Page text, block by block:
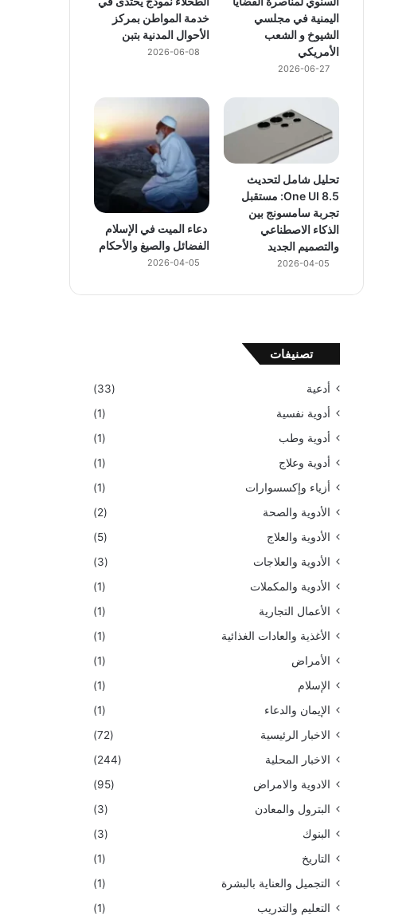
اليمنية في مجلسي
الشيوخ و الشعب
الأمريكي
2026-06-27
خدمة المواطن بمركز
الأحوال المدنية بتبن
2026-06-08
تحليل شامل لتحديث
One UI 8.5: مستقبل
تجربة سامسونج بين
الذكاء الاصطناعي
والتصميم الجديد
2026-04-05
دعاء الميت في الإسلام
الفضائل والصيغ والأحكام
2026-04-05
تصنيفات
أدعية
(33)
أدوية نفسية
(1)
أدوية وطب
(1)
أدوية وعلاج
(1)
أزياء وإكسسوارات
(1)
الأدوية والصحة
(2)
الأدوية والعلاج
(5)
الأدوية والعلاجات
(3)
الأدوية والمكملات
(1)
الأعمال التجارية
(1)
الأغذية والعادات الغذائية
(1)
الأمراض
(1)
الإسلام
(1)
الإيمان والدعاء
(1)
الاخبار الرئيسية
(72)
الاخبار المحلية
(244)
الادوية والامراض
(95)
البترول والمعادن
(3)
البنوك
(3)
التاريخ
(1)
التجميل والعناية بالبشرة
(1)
التعليم والتدريب
(1)